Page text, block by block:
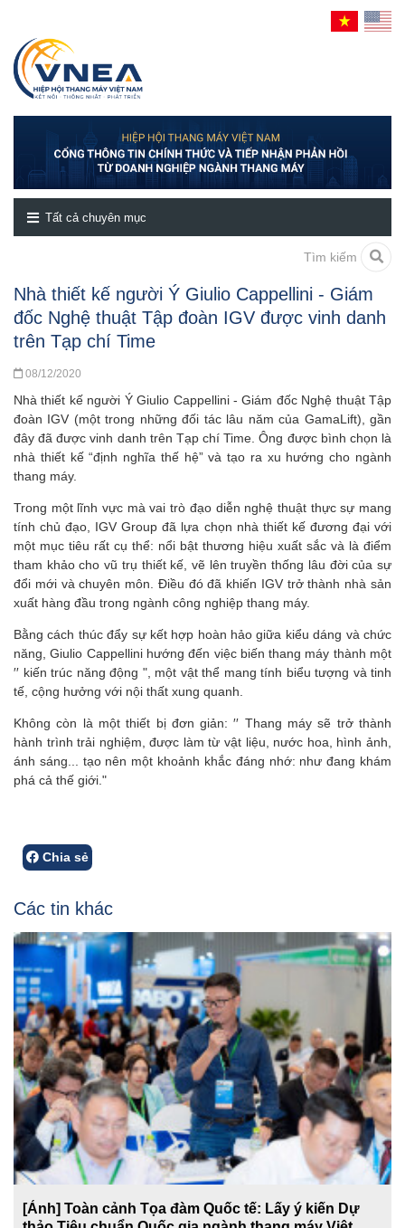
Tất cả chuyên mục
Tìm kiếm
Nhà thiết kế người Ý Giulio Cappellini - Giám
đốc Nghệ thuật Tập đoàn IGV được vinh danh
trên Tạp chí Time
08/12/2020
Nhà thiết kế người Ý Giulio Cappellini - Giám đốc Nghệ thuật Tập
đoàn IGV (một trong những đối tác lâu năm của GamaLift), gần
đây đã được vinh danh trên Tạp chí Time. Ông được bình chọn là
nhà thiết kế “định nghĩa thế hệ” và tạo ra xu hướng cho ngành
thang máy.
Trong một lĩnh vực mà vai trò đạo diễn nghệ thuật thực sự mang
tính chủ đạo, IGV Group đã lựa chọn nhà thiết kế đương đại với
một mục tiêu rất cụ thể: nổi bật thương hiệu xuất sắc và là điểm
tham khảo cho vũ trụ thiết kế, vẽ lên truyền thống lâu đời của sự
đổi mới và chuyên môn. Điều đó đã khiến IGV trở thành nhà sản
xuất hàng đầu trong ngành công nghiệp thang máy.
Bằng cách thúc đẩy sự kết hợp hoàn hảo giữa kiểu dáng và chức
năng, Giulio Cappellini hướng đến việc biến thang máy thành một
′′ kiến trúc năng động ", một vật thể mang tính biểu tượng và tinh
tế, cộng hưởng với nội thất xung quanh.
Không còn là một thiết bị đơn giản: ′′ Thang máy sẽ trở thành
hành trình trải nghiệm, được làm từ vật liệu, nước hoa, hình ảnh,
ánh sáng... tạo nên một khoảnh khắc đáng nhớ: như đang khám
phá cả thế giới."
Chia sẻ
Các tin khác
[Ảnh] Toàn cảnh Tọa đàm Quốc tế: Lấy ý kiến Dự